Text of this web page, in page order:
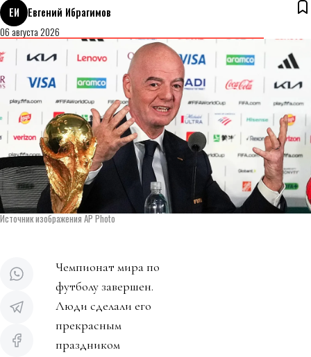
ЕИ
Евгений Ибрагимов
06 августа 2026
Источник изображения AP Photo
Чемпионат мира по
футболу завершен.
Люди сделали его
прекрасным
праздником